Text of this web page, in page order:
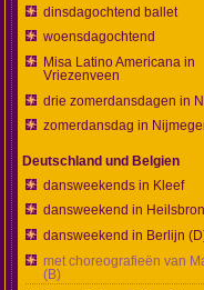
dinsdagochtend ballet
woensdagochtend
Misa Latino Americana in
Vriezenveen
drie zomerdansdagen in
zomerdansdag in
Deutschland und Belgien
dansweekends in Kleef
dansweekend in
dansweekend in Berlijn
met choreografieën van
(B)